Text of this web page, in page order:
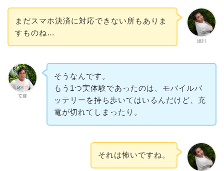
細川
まだスマホ決済に対応できない所もありま
すものね…
安藤
そうなんです。
もう1つ実体験であったのは、モバイルバ
ッテリーを持ち歩いてはいるんだけど、充
電が切れてしまったり。
それは怖いですね。